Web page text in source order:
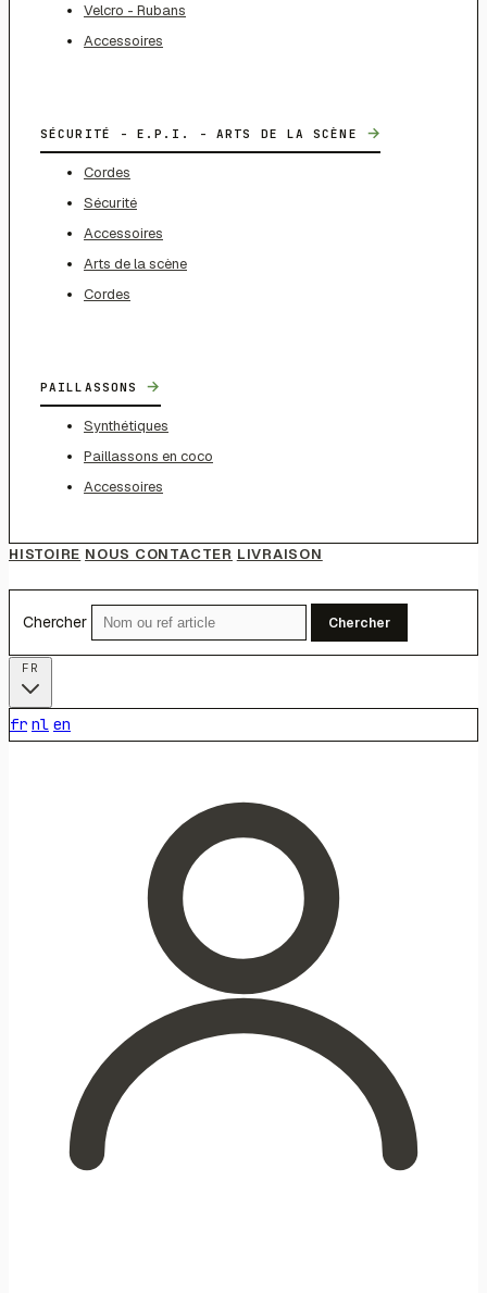
Velcro - Rubans
Accessoires
SÉCURITÉ - E.P.I. - ARTS DE LA SCÈNE →
Cordes
Sécurité
Accessoires
Arts de la scène
Cordes
PAILLASSONS →
Synthétiques
Paillassons en coco
Accessoires
HISTOIRE NOUS CONTACTER LIVRAISON
Chercher Chercher
fr nl en